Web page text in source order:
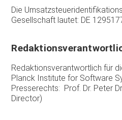
Die
Gesellschaft lautet: DE
Redaktionsverantwortlich für
Planck Institute for Software
Presserechts: Prof. Dr. Peter
Director)